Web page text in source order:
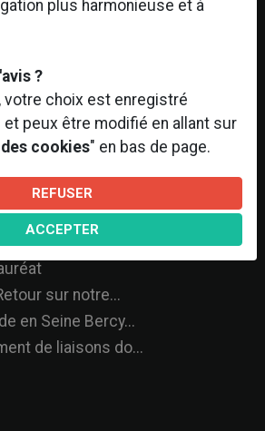
RSE – Atelier L...
– Séminaire Grou...
sur notre...
en Seine Bercy...
de liaisons do...
plus harmonieuse et à
?
votre choix est enregistré
peux être modifié en allant sur
cookies" en bas de page.
REFUSER
ACCEPTER